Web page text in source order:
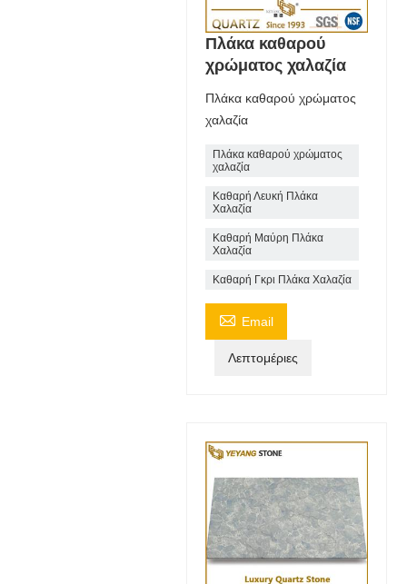
Πλάκα καθαρού
χρώματος χαλαζία
Πλάκα καθαρού χρώματος
χαλαζία
Πλάκα καθαρού χρώματος
χαλαζία
Καθαρή Λευκή Πλάκα
Χαλαζία
Καθαρή Μαύρη Πλάκα
Χαλαζία
Καθαρή Γκρι Πλάκα Χαλαζία
 Email
Λεπτομέριες